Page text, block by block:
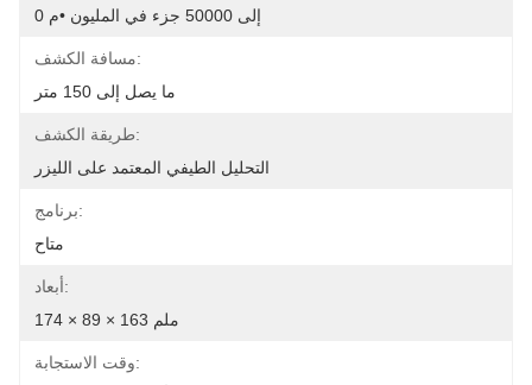
0 إلى 50000 جزء في المليون •م
مسافة الكشف:
ما يصل إلى 150 متر
طريقة الكشف:
التحليل الطيفي المعتمد على الليزر
برنامج:
متاح
أبعاد:
174 × 89 × 163 ملم
وقت الاستجابة: